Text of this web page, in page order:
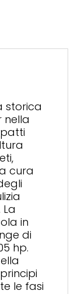
storica
cura
in
di
hp.
le fasi